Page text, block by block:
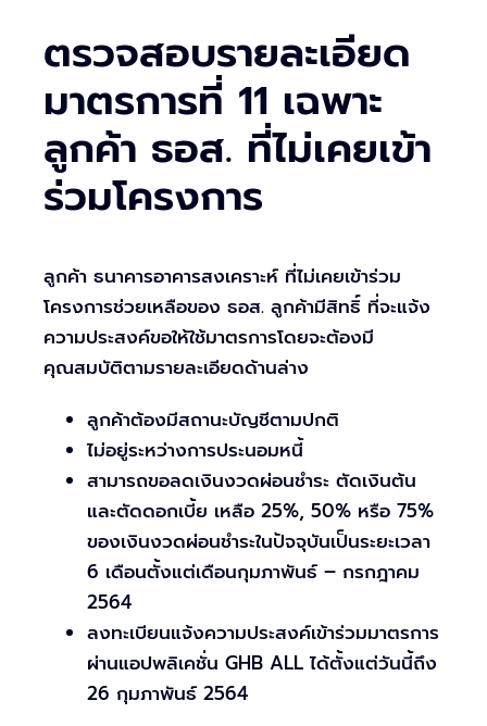
ตรวจสอบรายละเอียด
มาตรการที่ 11 เฉพาะ
ลูกค้า ธอส. ที่ไม่เคยเข้า
ร่วมโครงการ
ลูกค้า ธนาคารอาคารสงเคราะห์ ที่ไม่เคยเข้าร่วม
โครงการช่วยเหลือของ ธอส. ลูกค้ามีสิทธิ์ ที่จะแจ้ง
ความประสงค์ขอให้ใช้มาตรการโดยจะต้องมี
คุณสมบัติตามรายละเอียดด้านล่าง
ลูกค้าต้องมีสถานะบัญชีตามปกติ
ไม่อยู่ระหว่างการประนอมหนี้
สามารถขอลดเงินงวดผ่อนชำระ ตัดเงินต้น
และตัดดอกเบี้ย เหลือ 25%, 50% หรือ 75%
ของเงินงวดผ่อนชำระในปัจจุบันเป็นระยะเวลา
6 เดือนตั้งแต่เดือนกุมภาพันธ์ – กรกฎาคม
2564
ลงทะเบียนแจ้งความประสงค์เข้าร่วมมาตรการ
ผ่านแอปพลิเคชั่น GHB ALL ได้ตั้งแต่วันนี้ถึง
26 กุมภาพันธ์ 2564